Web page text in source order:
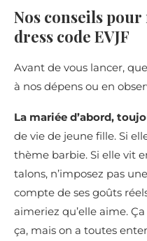
Nos conseils
dress code EVJF
Avant de vous lancer,
à nos dépens ou en
La mariée d’abord,
de vie de jeune fille. Si
thème barbie. Si elle vit
talons, n’imposez pas
compte de ses goûts
aimeriez qu’elle aime.
ça, mais on a toutes